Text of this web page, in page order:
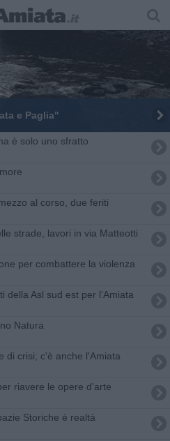
e Paglia"
è solo uno sfratto
al corso, due feriti
strade, lavori in via Matteotti
per combattere la violenza
della Asl sud est per l'Amiata
Natura
di crisi; c'è anche l'Amiata
riavere le opere d'arte
Storiche è realtà